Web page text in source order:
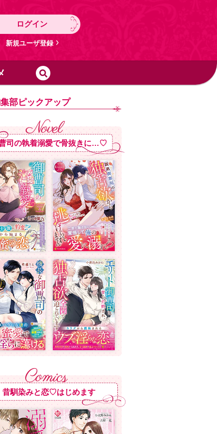
ログイン
新規ユーザ登録
部ピックアップ
司の執着溺愛で骨抜きに…♡
昔馴染みと恋♡はじめます